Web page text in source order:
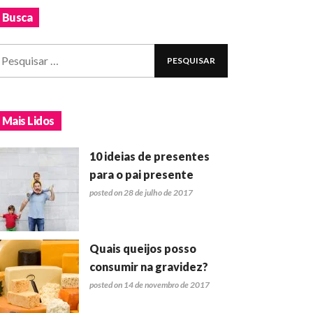
Busca
Mais Lidos
10 ideias de presentes
para o pai presente
posted on 28 de julho de 2017
Quais queijos posso
consumir na gravidez?
posted on 14 de novembro de 2017